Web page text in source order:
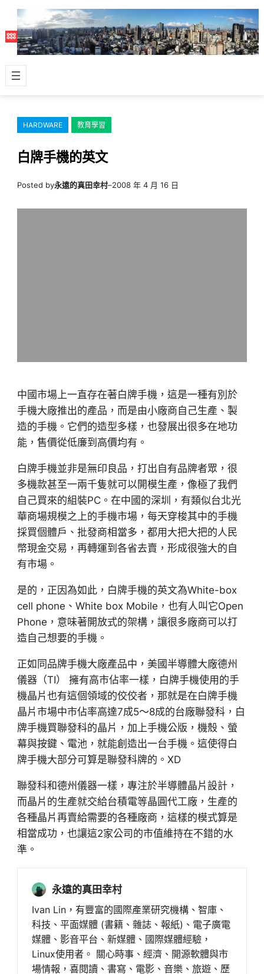
主
容
HARDWARE 教育學習
白牌手機的英文
Posted by永遠的真田幸村–2008 年 4 月 16 日
中國市場上一直存在著白牌手機，這是一種有別於
手機大廠推出的產品，而是由小廠商自己生產、製
造的手機。它們的造型多樣，也發展出很多在地功
能，售價從低廉到高價均有。
白牌手機並非是無印良品，打出自有品牌者眾，很
多機款甚至一兩千隻就可以開模生產，像極了我們
自己買來的組裝PC。在中國的深圳，有類似台北光
華商場規模之上的手機市場，每天穿梭其中的手機
採買個體戶、批發商相當多，都用大把大把的人民
幣現金交易，再轉運到各省去賣，形成很強大的自
有市場。
是的，正因為如此，白牌手機的英文為White-box
cell phone、White box Mobile，也有人叫它Open
Phone，意味著開放式的架構，讓很多廠商可以打
造自己想要的手機。
正如同品牌手機大廠產品中，美國半導體大廠德州
儀器（TI） 擁有高市佔率一樣，白牌手機使用的手
機晶片也有這個領域的佼佼者，那就是在白牌手機
晶片市場中市佔率高達7成5～8成的台廠聯發科，白
牌手機買聯發科的晶片，加上手機公版，機殼、螢
幕與按鍵、電池，就能創造出一台手機。這使得白
牌手機大部分可算是聯發科牌的。XD
聯發科和德州儀器一樣，專注於半導體晶片設計，
而晶片的生產就交給台積電等晶圓代工廠，生產的
各種晶片再賣給需要的各種廠商，這樣的模式算是
相當成功，也讓這2家公司的市值維持在不錯的水
準。
永遠的真田幸村
Ivan Lin，有豐富的國際產業研究機構、智庫、
科技、平面媒體 (書籍、雜誌、報紙)、電子廣電
媒體、影音平台、新媒體、國際媒體經驗，
Linux使用者。 關心時事、經濟、開源軟體與市
場情報，喜閱讀、書寫、電影、音樂、旅遊、歷